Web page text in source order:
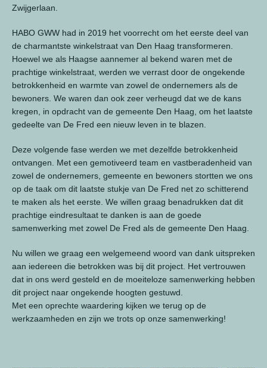
Zwijgerlaan.
HABO GWW had in 2019 het voorrecht om het eerste deel van
de charmantste winkelstraat van Den Haag transformeren.
Hoewel we als Haagse aannemer al bekend waren met de
prachtige winkelstraat, werden we verrast door de ongekende
betrokkenheid en warmte van zowel de ondernemers als de
bewoners. We waren dan ook zeer verheugd dat we de kans
kregen, in opdracht van de gemeente Den Haag, om het laatste
gedeelte van De Fred een nieuw leven in te blazen.
Deze volgende fase werden we met dezelfde betrokkenheid
ontvangen. Met een gemotiveerd team en vastberadenheid van
zowel de ondernemers, gemeente en bewoners stortten we ons
op de taak om dit laatste stukje van De Fred net zo schitterend
te maken als het eerste. We willen graag benadrukken dat dit
prachtige eindresultaat te danken is aan de goede
samenwerking met zowel De Fred als de gemeente Den Haag.
Nu willen we graag een welgemeend woord van dank uitspreken
aan iedereen die betrokken was bij dit project. Het vertrouwen
dat in ons werd gesteld en de moeiteloze samenwerking hebben
dit project naar ongekende hoogten gestuwd.
Met een oprechte waardering kijken we terug op de
werkzaamheden en zijn we trots op onze samenwerking!